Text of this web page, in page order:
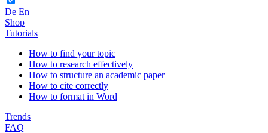
De En
Shop
Tutorials
How to find your topic
How to research effectively
How to structure an academic paper
How to cite correctly
How to format in Word
Trends
FAQ